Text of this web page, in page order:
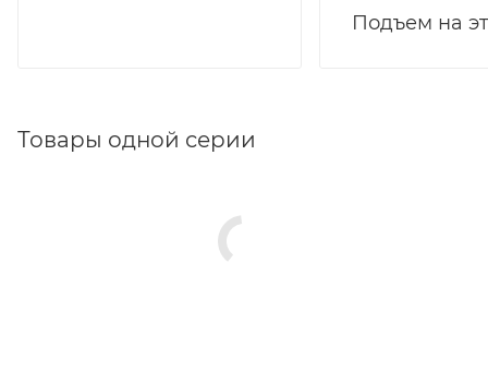
Подъем на
Товары одной серии